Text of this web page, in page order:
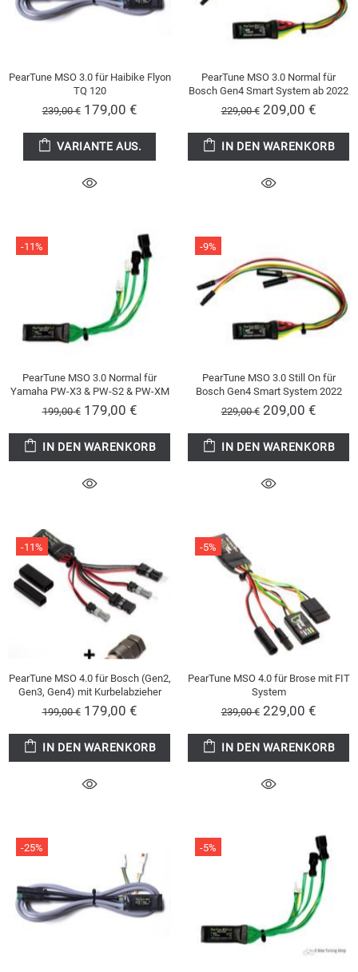
PearTune MSO 3.0 für Haibike Flyon
TQ 120
239,00 € 179,00 €
VARIANTE AUS.
PearTune MSO 3.0 Normal für
Bosch Gen4 Smart System ab 2022
229,00 € 209,00 €
IN DEN WARENKORB
-11%
PearTune MSO 3.0 Normal für
Yamaha PW-X3 & PW-S2 & PW-XM
199,00 € 179,00 €
IN DEN WARENKORB
-9%
PearTune MSO 3.0 Still On für
Bosch Gen4 Smart System 2022
229,00 € 209,00 €
IN DEN WARENKORB
-11%
PearTune MSO 4.0 für Bosch (Gen2,
Gen3, Gen4) mit Kurbelabzieher
199,00 € 179,00 €
IN DEN WARENKORB
-5%
PearTune MSO 4.0 für Brose mit FIT
System
239,00 € 229,00 €
IN DEN WARENKORB
-25% -5%